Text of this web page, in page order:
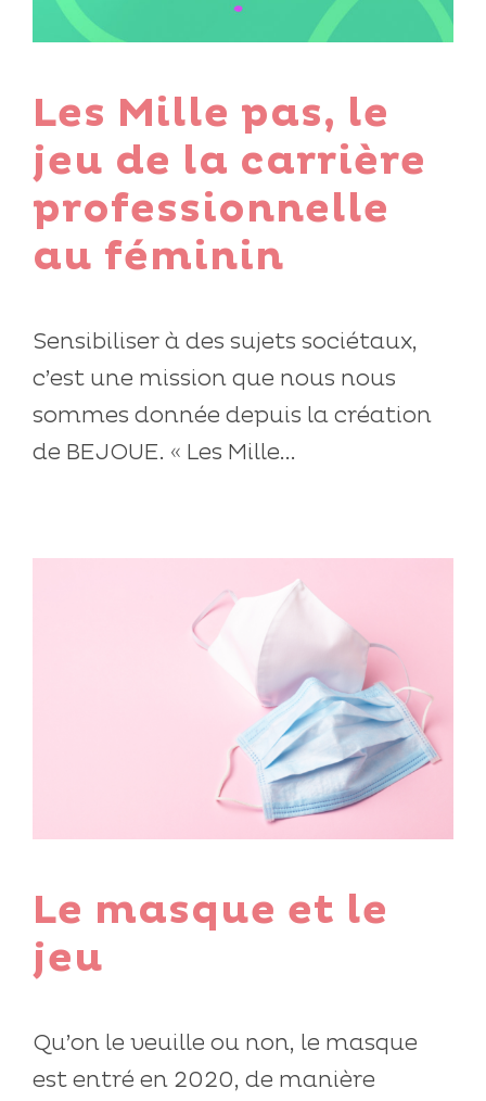
Les Mille pas, le
jeu de la carrière
professionnelle
au féminin
Sensibiliser à des sujets sociétaux,
c’est une mission que nous nous
sommes donnée depuis la création
de BEJOUE. « Les Mille...
Le masque et le
jeu
Qu’on le veuille ou non, le masque
est entré en 2020, de manière